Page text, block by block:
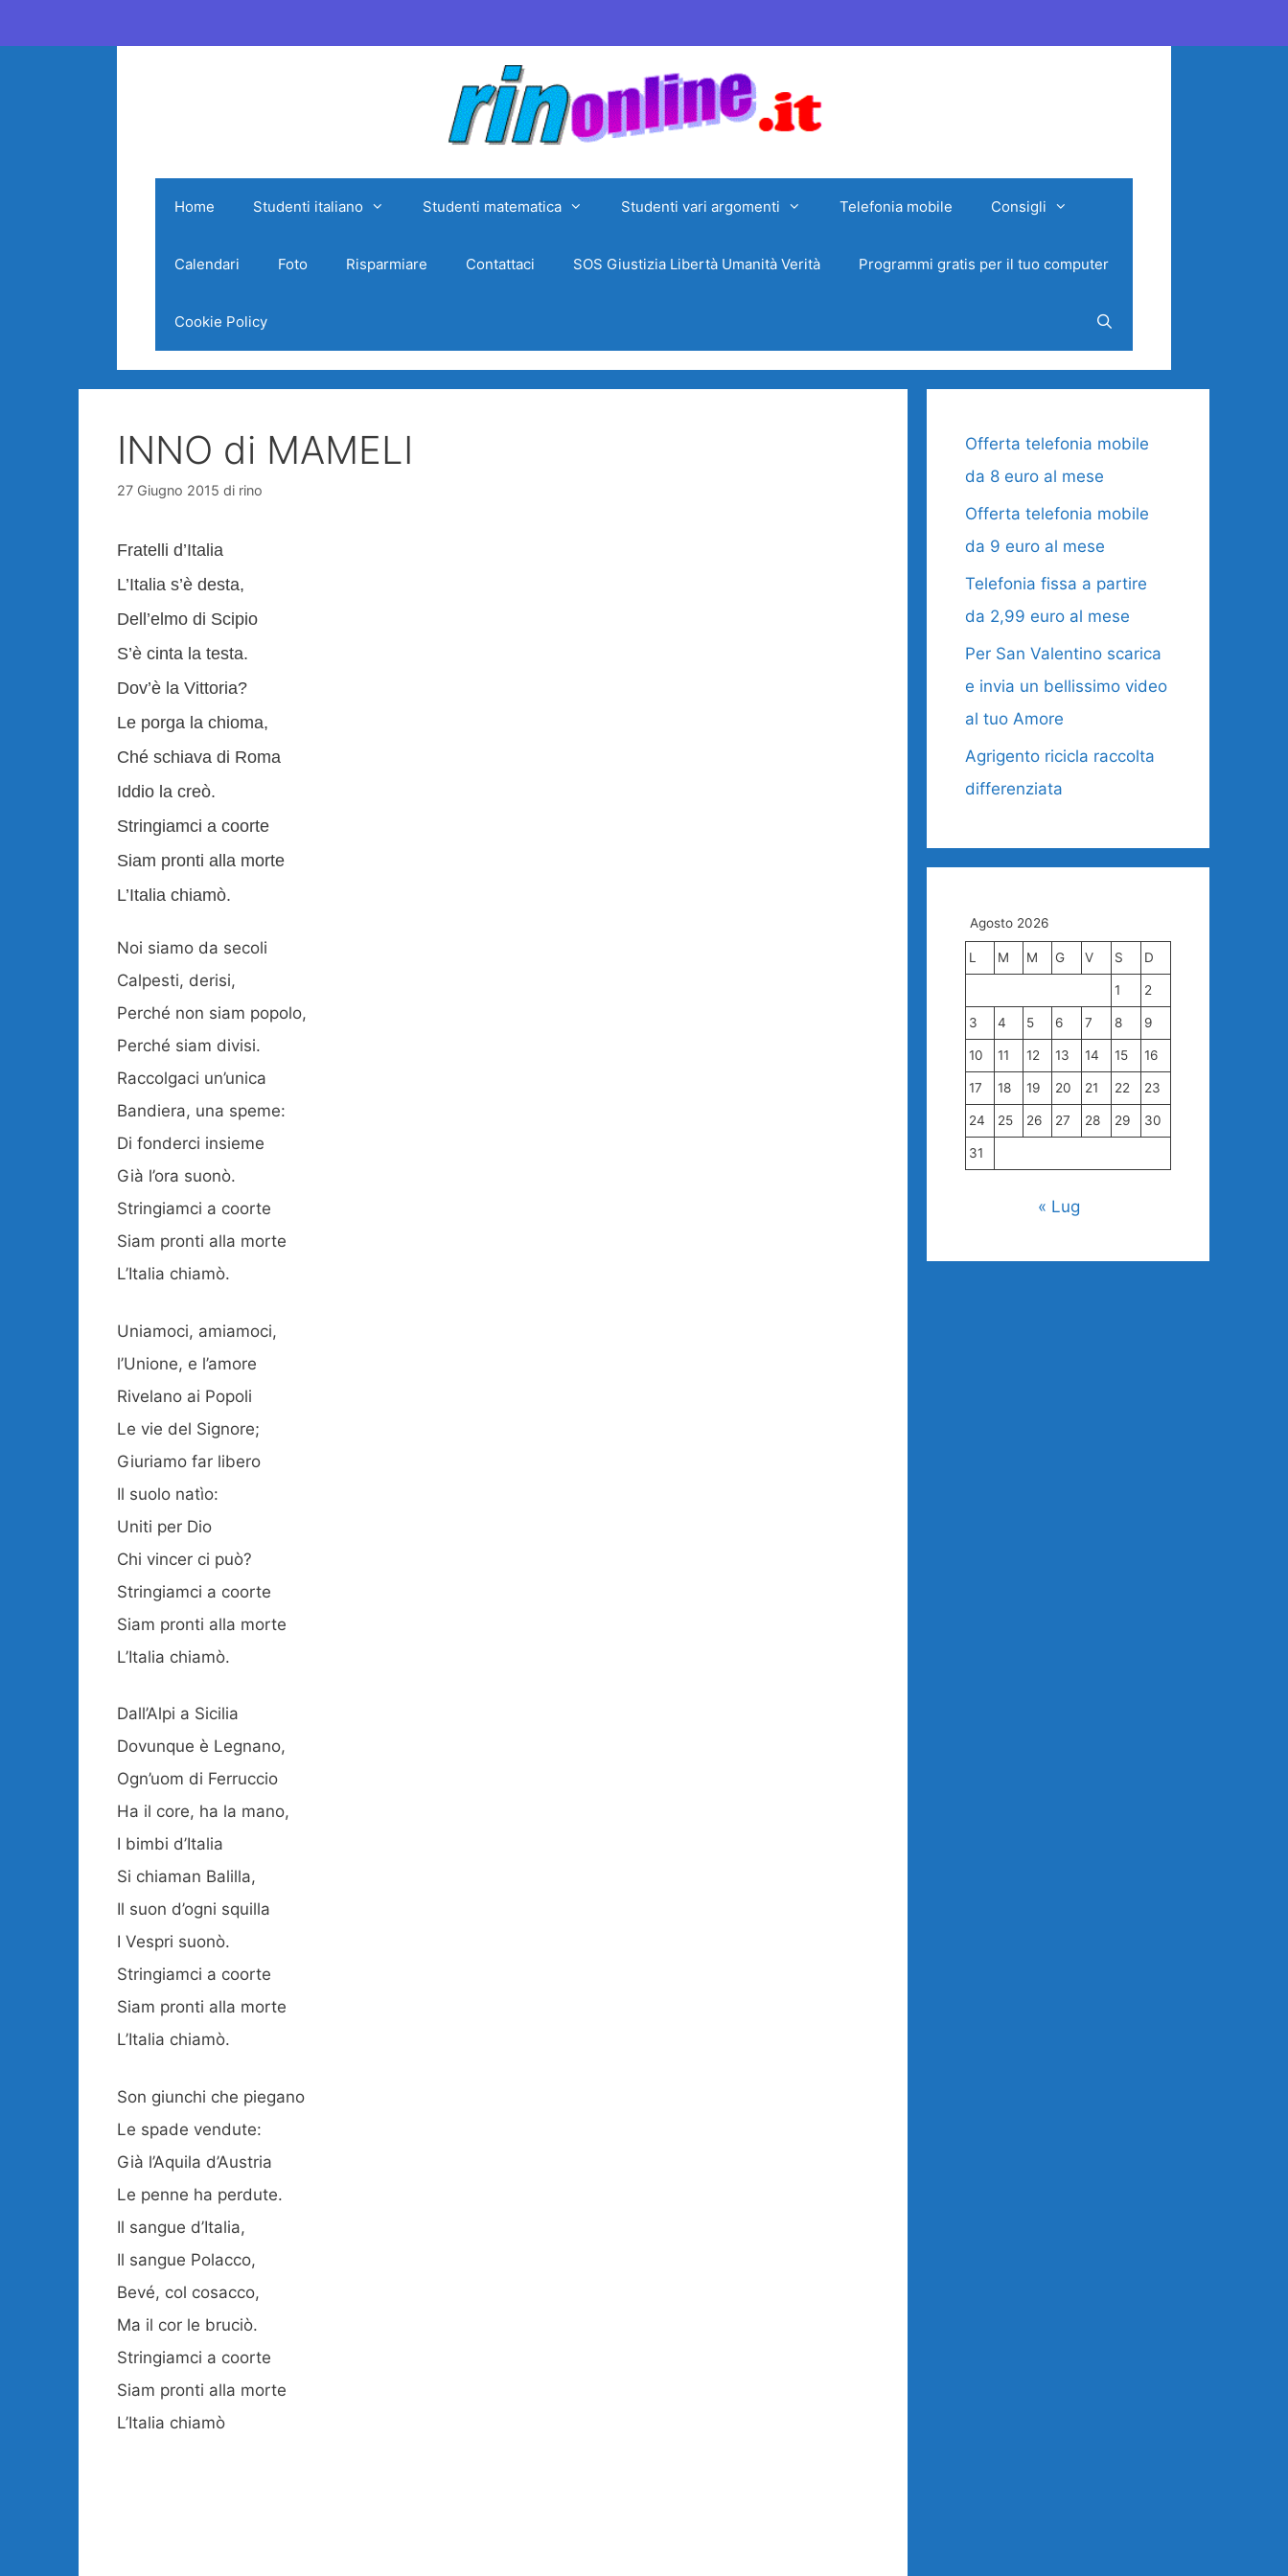
al
Home Studenti italiano Studenti matematica Studenti vari argomenti Telefonia mobile Consigli
Calendari Foto Risparmiare Contattaci SOS Giustizia Libertà Umanità Verità Programmi gratis per il tuo computer
Cookie Policy
INNO di MAMELI
27 Giugno 2015 di rino
Fratelli d’Italia
L’Italia s’è desta,
Dell’elmo di Scipio
S’è cinta la testa.
Dov’è la Vittoria?
Le porga la chioma,
Ché schiava di Roma
Iddio la creò.
Stringiamci a coorte
Siam pronti alla morte
L’Italia chiamò.
Noi siamo da secoli
Calpesti, derisi,
Perché non siam popolo,
Perché siam divisi.
Raccolgaci un’unica
Bandiera, una speme:
Di fonderci insieme
Già l’ora suonò.
Stringiamci a coorte
Siam pronti alla morte
L’Italia chiamò.
Uniamoci, amiamoci,
l’Unione, e l’amore
Rivelano ai Popoli
Le vie del Signore;
Giuriamo far libero
Il suolo natìo:
Uniti per Dio
Chi vincer ci può?
Stringiamci a coorte
Siam pronti alla morte
L’Italia chiamò.
Dall’Alpi a Sicilia
Dovunque è Legnano,
Ogn’uom di Ferruccio
Ha il core, ha la mano,
I bimbi d’Italia
Si chiaman Balilla,
Il suon d’ogni squilla
I Vespri suonò.
Stringiamci a coorte
Siam pronti alla morte
L’Italia chiamò.
Son giunchi che piegano
Le spade vendute:
Già l’Aquila d’Austria
Le penne ha perdute.
Il sangue d’Italia,
Il sangue Polacco,
Bevé, col cosacco,
Ma il cor le bruciò.
Stringiamci a coorte
Siam pronti alla morte
L’Italia chiamò
Offerta telefonia mobile
da 8 euro al mese
Offerta telefonia mobile
da 9 euro al mese
Telefonia fissa a partire
da 2,99 euro al mese
Per San Valentino scarica
e invia un bellissimo video
al tuo Amore
Agrigento ricicla raccolta
differenziata
Agosto 2026
L M M G V S D
1 2
3 4 5 6 7 8 9
10 11 12 13 14 15 16
17 18 19 20 21 22 23
24 25 26 27 28 29 30
31
« Lug